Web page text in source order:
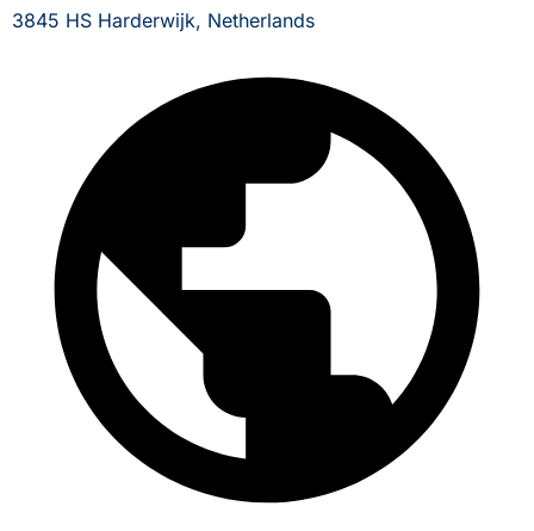
3845 HS Harderwijk, Netherlands